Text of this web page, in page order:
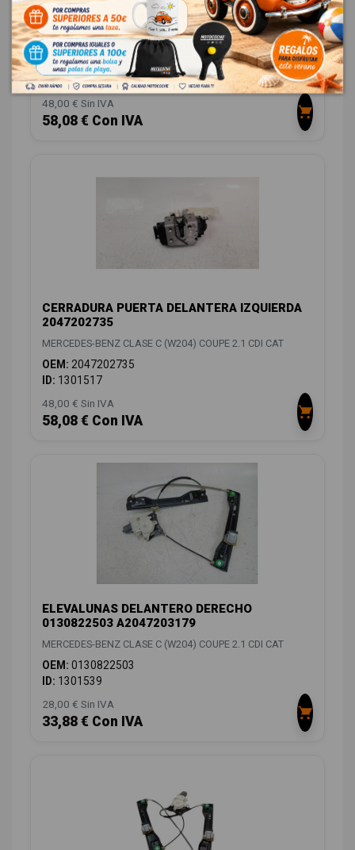
CERRADURA PUERTA DELANTERA DERECHA
A2047203035 EZCME280/DLF410067HQ
MERCEDES-BENZ CLASE C (W204) COUPE 2.1 CDI CAT
ID:1301516
48,00 € Sin IVA
58,08 € Con IVA
CERRADURA PUERTA DELANTERA IZQUIERDA
2047202735
MERCEDES-BENZ CLASE C (W204) COUPE 2.1 CDI CAT
OEM: 2047202735
ID: 1301517
48,00 € Sin IVA
58,08 € Con IVA
ELEVALUNAS DELANTERO DERECHO
0130822503 A2047203179
MERCEDES-BENZ CLASE C (W204) COUPE 2.1 CDI CAT
OEM: 0130822503
ID: 1301539
28,00 € Sin IVA
33,88 € Con IVA